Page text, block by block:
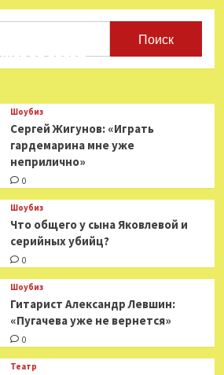
за звезд
Шоубиз
Сергей Жигунов: «Играть
гардемарина мне уже
неприлично»
0
Шоубиз
Что общего у сына Яковлевой и
серийных убийц?
0
Шоубиз
Гитарист Александр Левшин:
«Пугачева уже не вернется»
0
Театр